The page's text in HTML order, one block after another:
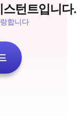
스턴트입니다.
합니다